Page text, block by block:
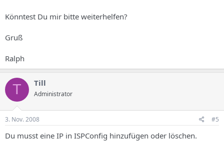
Könntest Du mir bitte weiterhelfen?
Gruß
Ralph
T Till
Administrator
3. Nov. 2008 #5
Du musst eine IP in ISPConfig hinzufügen oder löschen.